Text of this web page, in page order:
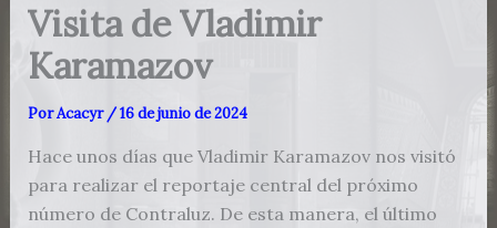
Visita de Vladimir
Karamazov
PorAcacyr /16 de junio de 2024
Hace unos días que Vladimir Karamazov nos visitó
para realizar el reportaje central del próximo
número de Contraluz. De esta manera, el último